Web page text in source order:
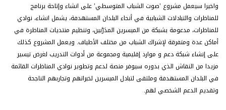
واخيرا سيعمل مشروع ’صوت الشباب المتوسطي’ على انشاء وإتاحة برنامج
للمناظرات والتبادلات الشبابية في أنحاء البلدان المستهدفة، يشمل انشاء، نوادي
للمناظرات، مدعومة بشبكة من الميسرين المدَرَّبين، وتنظيم منتديات المناظرة في
أماكن عدة ومتفرقة لإشراك الشباب من مختلف الأطياف. ويعمل المشروع كذلك
على إنشاء شبكة دعم و موارد إقليمية ومجموعة من أدوات التدريب لغرض تيسير
مزيدا من النقاش الذي بدوره سيوفر منصة لدعم وتطوير نوادي المناظرات القائمة
في البلدان المستهدفة وملتقى لتبادل الميسرين لخبراتهم وتجاربهم الناجحة
وتقديم الدعم الشخصي لهم.